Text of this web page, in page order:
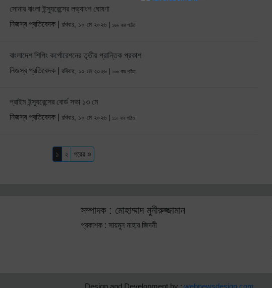
সোনার বাংলা ইন্স্যুরেন্সের লভ্যাংশ ঘোষণা
নিজস্ব প্রতিবেদক |
রবিবার, ১০ মে ২০২৬ | ১৬৯ বার পঠিত
বাংলাদেশ শিপিং কর্পোরেশনের তৃতীয় প্রান্তিক প্রকাশ
নিজস্ব প্রতিবেদক |
রবিবার, ১০ মে ২০২৬ | ১৩৬ বার পঠিত
প্রাইম ইন্স্যুরেন্সের বোর্ড সভা ১৩ মে
নিজস্ব প্রতিবেদক |
রবিবার, ১০ মে ২০২৬ | ১১০ বার পঠিত
১ ২ পরের »
সম্পাদক : মোহাম্মাদ মুনীরুজ্জামান
প্রকাশক : সায়মুন নাহার জিদনী
Design and Development by : webnewsdesign.com